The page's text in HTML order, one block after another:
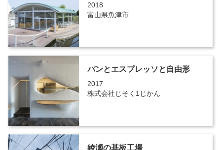
2018
富山県魚津市
パンとエスプレッソと自由形
2017
株式会社じそく1じかん
綾瀬の基板工場